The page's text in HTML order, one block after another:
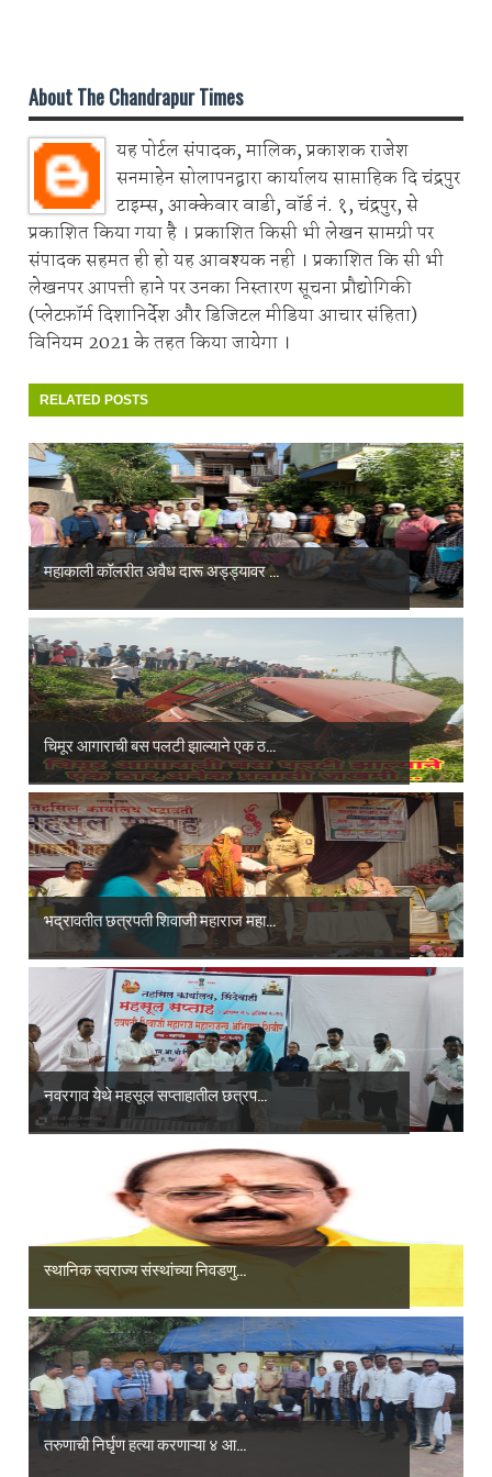
About The Chandrapur Times
यह पोर्टल संपादक, मालिक, प्रकाशक राजेश
सनमाहेन सोलापनद्वारा कार्यालय साप्ताहिक दि चंद्रपुर
टाइम्स, आक्केवार वाडी, वॉर्ड नं. १, चंद्रपुर, से
प्रकाशित किया गया है । प्रकाशित किसी भी लेखन सामग्री पर
संपादक सहमत ही हो यह आवश्यक नही । प्रकाशित कि सी भी
लेखनपर आपत्ती हाने पर उनका निस्तारण सूचना प्रौद्योगिकी
(प्लेटफ़ॉर्म दिशानिर्देश और डिजिटल मीडिया आचार संहिता)
विनियम 2021 के तहत किया जायेगा ।
RELATED POSTS
महाकाली कॉलरीत अवैध दारू अड्ड्यावर ...
चिमूर आगाराची बस पलटी झाल्याने एक ठ...
भद्रावतीत छत्रपती शिवाजी महाराज महा...
नवरगाव येथे महसूल सप्ताहातील छत्रप...
स्थानिक स्वराज्य संस्थांच्या निवडणु...
तरुणाची निर्घृण हत्या करणाऱ्या ४ आ...